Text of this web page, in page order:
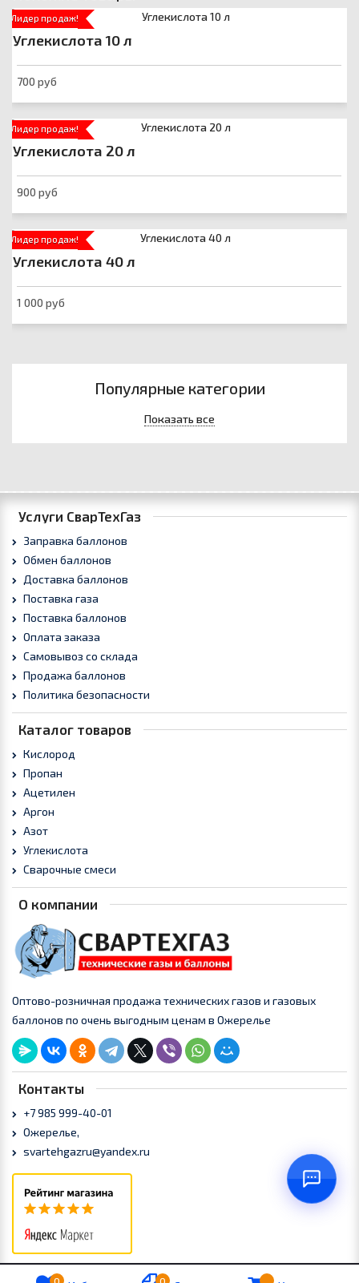
0 0
Лидер продаж!
Углекислота 10 л
700 руб
Лидер продаж!
Углекислота 20 л
900 руб
Лидер продаж!
Углекислота 40 л
1 000 руб
Популярные категории
Показать все
Услуги СварТехГаз
Заправка баллонов
Обмен баллонов
Доставка баллонов
Поставка газа
Поставка баллонов
Оплата заказа
Самовывоз со склада
Продажа баллонов
Политика безопасности
Каталог товаров
Кислород
Пропан
Ацетилен
Аргон
Азот
Углекислота
Сварочные смеси
О компании
Оптово-розничная продажа технических газов и газовых
баллонов по очень выгодным ценам в Ожерелье
Контакты
+7 985 999-40-01
Ожерелье,
svartehgazru@yandex.ru